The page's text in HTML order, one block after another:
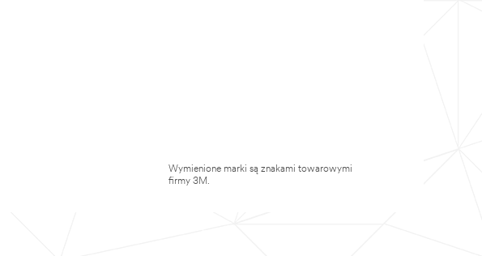
Wymienione marki są znakami towarowymi
firmy 3M.